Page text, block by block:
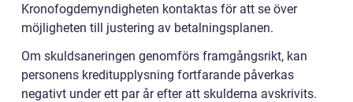
Kronofogdemyndigheten kontaktas för att se över
möjligheten till justering av betalningsplanen.
Om skuldsaneringen genomförs framgångsrikt, kan
personens kreditupplysning fortfarande påverkas
negativt under ett par år efter att skulderna avskrivits.